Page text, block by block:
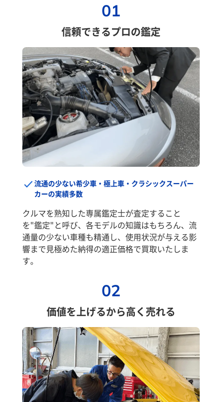
01
信頼できるプロの鑑定
流通の少ない希少車・極上車・クラシックスーパー
カーの実績多数
クルマを熟知した専属鑑定士が査定すること
を"鑑定"と呼び、各モデルの知識はもちろん、流
通量の少ない車種も精通し、使用状況が与える影
響まで見極めた納得の適正価格で買取いたしま
す。
02
価値を上げるから高く売れる